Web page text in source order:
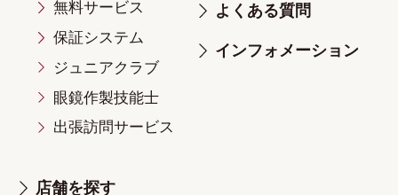
無料サービス
保証システム
ジュニアクラブ
眼鏡作製技能士
出張訪問サービス
よくある質問
インフォメーション
店舗を探す